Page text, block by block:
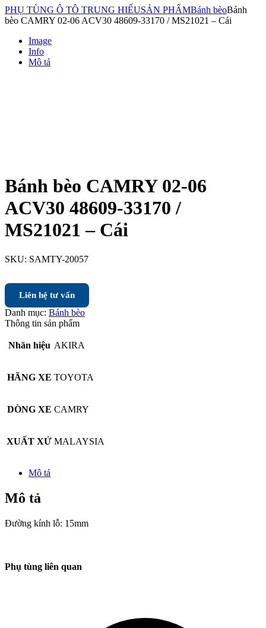
PHỤ TÙNG Ô TÔ TRUNG HIẾUSẢN PHẨMBánh bèoBánh
bèo CAMRY 02-06 ACV30 48609-33170 / MS21021 – Cái
Image
Info
Mô tả
Bánh bèo CAMRY 02-06
ACV30 48609-33170 /
MS21021 – Cái
SKU: SAMTY-20057
Liên hệ tư vấn
Danh mục: Bánh bèo
Thông tin sản phẩm
Nhãn hiệu AKIRA
HÃNG XE TOYOTA
DÒNG XE CAMRY
XUẤT XỨ MALAYSIA
Mô tả
Mô tả
Đường kính lỗ: 15mm
Phụ tùng liên quan